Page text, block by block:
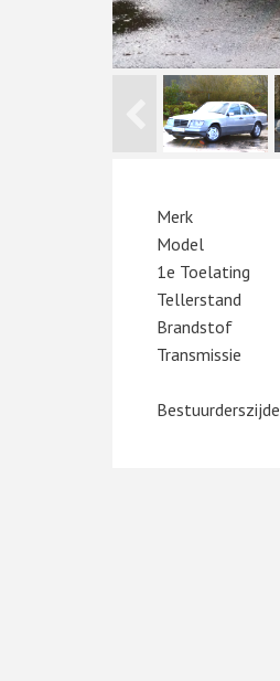
Merk
Model
1e Toelating
Tellerstand
Brandstof
Transmissie
Bestuurderszijde